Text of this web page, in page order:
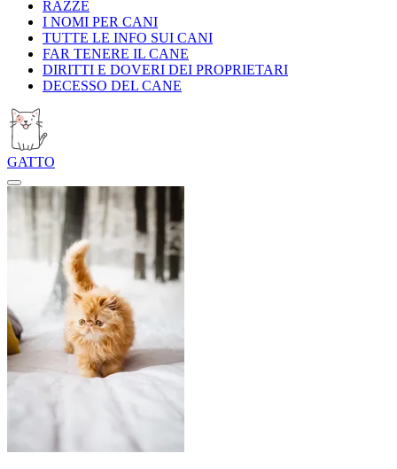
RAZZE
I NOMI PER CANI
TUTTE LE INFO SUI CANI
FAR TENERE IL CANE
DIRITTI E DOVERI DEI PROPRIETARI
DECESSO DEL CANE
GATTO